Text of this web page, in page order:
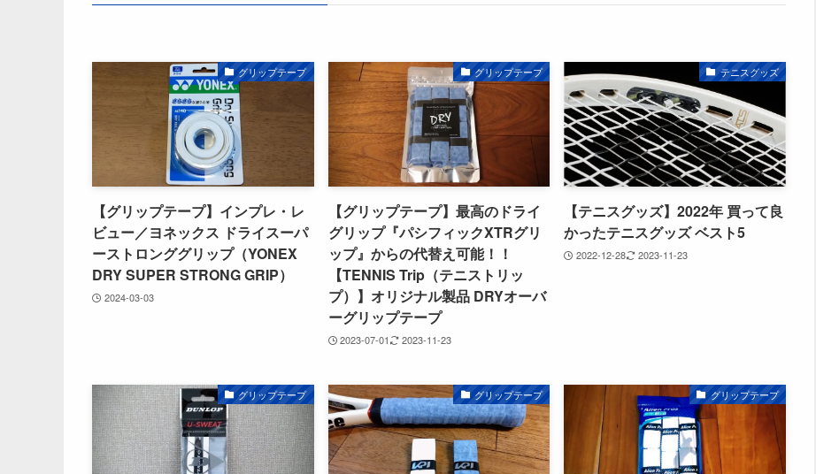
グリップテープ
【グリップテープ】インプレ・レ
ビュー／ヨネックス ドライスーパ
ーストロンググリップ（YONEX
DRY SUPER STRONG GRIP）
2024-03-03
グリップテープ
【グリップテープ】最高のドライ
グリップ『パシフィックXTRグリ
ップ』からの代替え可能！！
【TENNIS Trip（テニストリッ
プ）】オリジナル製品 DRYオーバ
ーグリップテープ
2023-07-01 2023-11-23
テニスグッズ
【テニスグッズ】2022年 買って良
かったテニスグッズ ベスト5
2022-12-28 2023-11-23
グリップテープ グリップテープ グリップテープ